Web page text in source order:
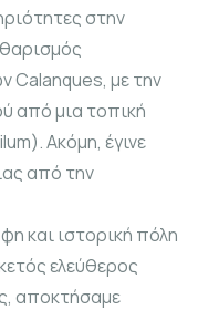
στην
Calanques, με την
από μια τοπική
Ακόμη, έγινε
από την
και ιστορική πόλη
ελεύθερος
αποκτήσαμε